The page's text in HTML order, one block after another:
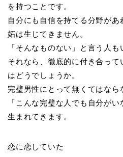
を持つことです。
自分にも自信を持てる分野が
妬は生じてきません。
「そんなものない」と言う人も
それなら、徹底的に付き合っ
はどうでしょうか。
完璧男性にとって無くてはなら
「こんな完璧な人でも自分が
生まれてきます。
恋に恋していた